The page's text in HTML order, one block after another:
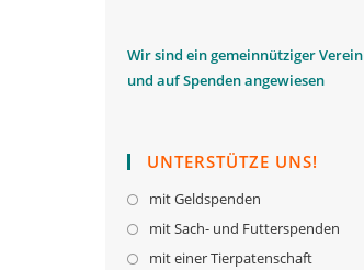
Wir sind ein gemeinnütziger Verein
und auf Spenden angewiesen
UNTERSTÜTZE UNS!
mit Geldspenden
in
a
mit Sach- und Futterspenden
mit einer TierpatenschaftOpens